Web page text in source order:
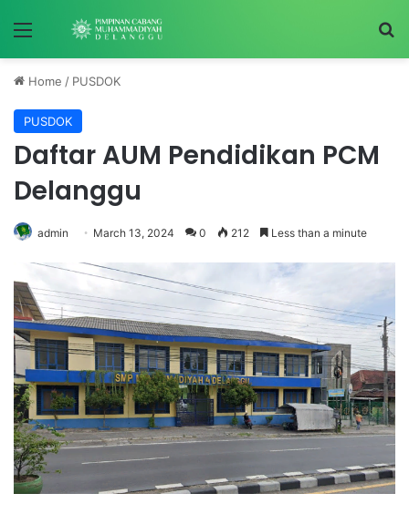
Home / PUSDOK
PUSDOK
Daftar AUM Pendidikan PCM
Delanggu
admin March 13, 2024 0 212 Less than a minute